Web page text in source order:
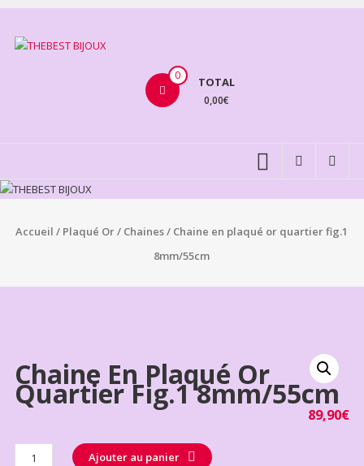
Aller
contenu
BIJOUX
0 TOTAL
0,00€
Accueil / Plaqué Or/ Chaines/ Chaine en plaqué or quartier fig.1
8mm/55cm
Chaine En Plaqué Or
Quartier Fig.1 8mm/55cm
89,90€
Quantité Ajouter au panier